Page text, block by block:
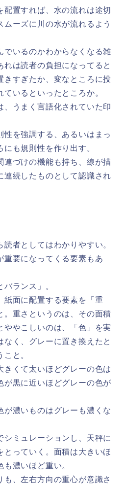
配置すれば、水の流れは途切
ムーズに川の水が流れるよう
でいるのかわからなくなる雑
は読者の負担になってると
きすぎたか、変なところに投
いるといったところか。
、うまく言語化されていた印
性を強調する、あるいはまっ
も規則性を作り出す。
連づけの機能も持ち、線が描
連続したものとして認識され
者としてはわかりやすい。
重要になってくる要素もあ
ランス」。
紙面に配置する要素を「重
。重さというのは、その面積
ややこしいのは、「色」を実
なく、グレーに置き換えたと
と。
きくて太いほどグレーの色は
が黒に近いほどグレーの色が
が濃いものはグレーも濃くな
シミュレーションし、天秤に
とっていく。面積は大きいほ
濃いほど重い。
も、左右方向の重心が意識さ